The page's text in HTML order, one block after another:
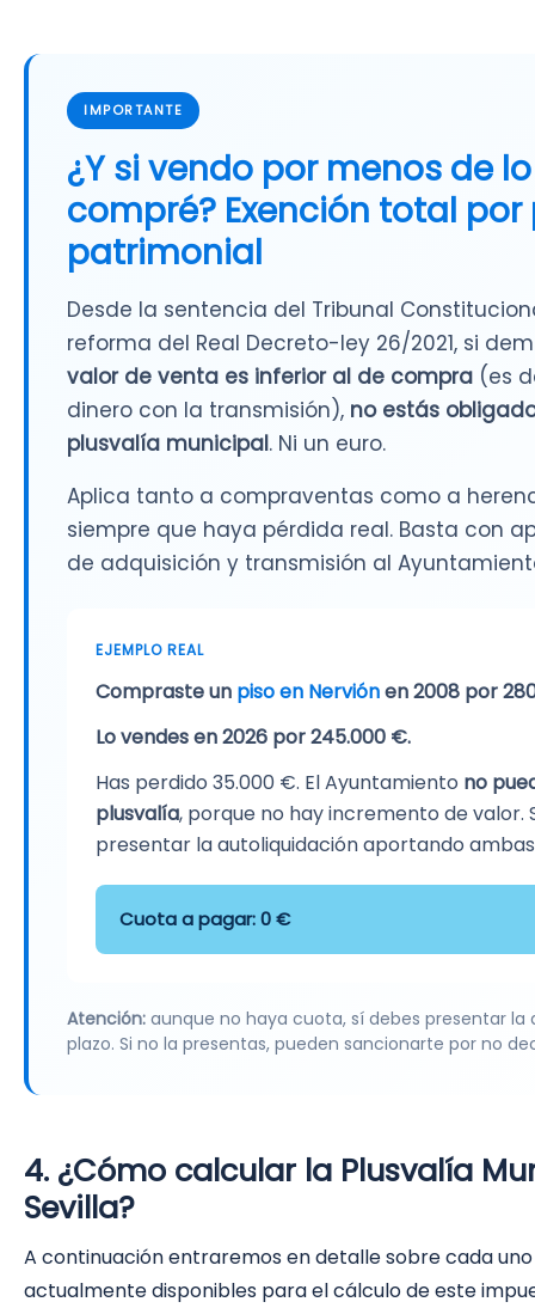
IMPORTANTE
¿Y si vendo por menos de
compré? Exención total
patrimonial
Desde la sentencia del Tribunal
reforma del Real Decreto-ley 26/2021, si
valor de venta es inferior al de compra (es
dinero con la transmisión), no estás
plusvalía municipal. Ni un euro.
Aplica tanto a compraventas como a
siempre que haya pérdida real. Basta con
de adquisición y transmisión al
EJEMPLO REAL
Compraste un piso en Nerviónen 2008 por
Lo vendes en 2026 por 245.000 €.
Has perdido 35.000 €. El Ayuntamiento no
plusvalía, porque no hay incremento de valor.
presentar la autoliquidación aportando
Cuota a pagar: 0 €
Atención: aunque no haya cuota, sí debes presentar la
plazo. Si no la presentas, pueden sancionarte por no
4. ¿Cómo calcular la Plusvalía
Sevilla?
A continuación entraremos en detalle sobre cada
actualmente disponibles para el cálculo de este